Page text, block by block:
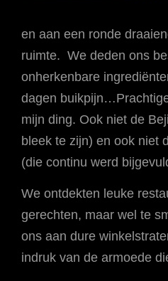
en aan een ronde
ruimte. We deden ons
onherkenbare
dagen
mijn ding. Ook niet de
bleek te zijn) en ook niet
(die continu werd
We ontdekten leuke
gerechten, maar wel te
ons aan dure
indruk van de armoede